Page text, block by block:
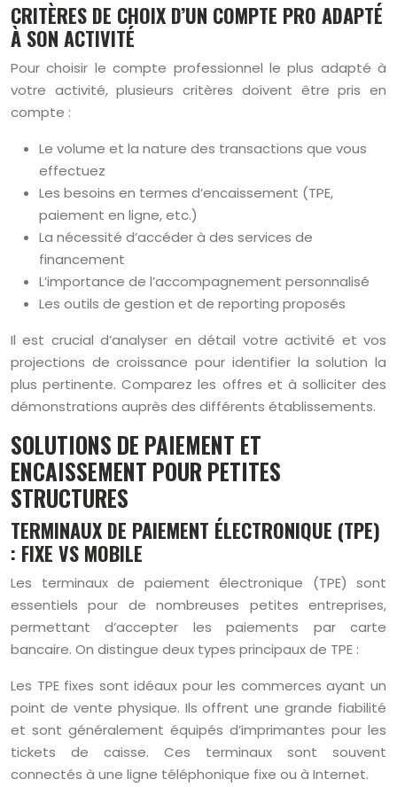
CRITÈRES DE CHOIX D’UN COMPTE PRO ADAPTÉ
À SON ACTIVITÉ
Pour choisir le compte professionnel le plus adapté à
votre activité, plusieurs critères doivent être pris en
compte :
Le volume et la nature des transactions que vous
effectuez
Les besoins en termes d’encaissement (TPE,
paiement en ligne, etc.)
La nécessité d’accéder à des services de
financement
L’importance de l’accompagnement personnalisé
Les outils de gestion et de reporting proposés
Il est crucial d’analyser en détail votre activité et vos
projections de croissance pour identifier la solution la
plus pertinente. Comparez les offres et à solliciter des
démonstrations auprès des différents établissements.
SOLUTIONS DE PAIEMENT ET
ENCAISSEMENT POUR PETITES
STRUCTURES
TERMINAUX DE PAIEMENT ÉLECTRONIQUE (TPE)
: FIXE VS MOBILE
Les terminaux de paiement électronique (TPE) sont
essentiels pour de nombreuses petites entreprises,
permettant d’accepter les paiements par carte
bancaire. On distingue deux types principaux de TPE :
Les TPE fixes sont idéaux pour les commerces ayant un
point de vente physique. Ils offrent une grande fiabilité
et sont généralement équipés d’imprimantes pour les
tickets de caisse. Ces terminaux sont souvent
connectés à une ligne téléphonique fixe ou à Internet.